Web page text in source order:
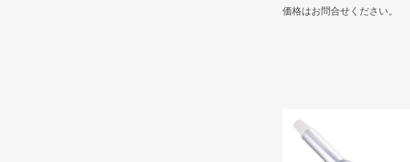
価格はお問合せください。